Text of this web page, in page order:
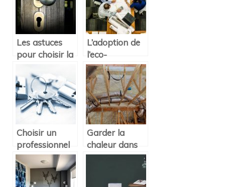
energetique
plombier a
Nyon ?
Les astuces
pour choisir la
maison
L’adoption de
l’eco-
renovation sur
un logement :
pour quelle
utilite ?
Choisir un
professionnel
en serrurerie :
quelques
astuces pour
Garder la
chaleur dans
sa maison